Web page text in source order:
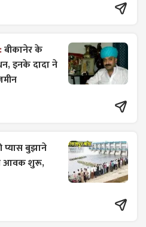
बीकानेर के
इनके दादा ने
प्यास बुझाने
आवक शुरू,